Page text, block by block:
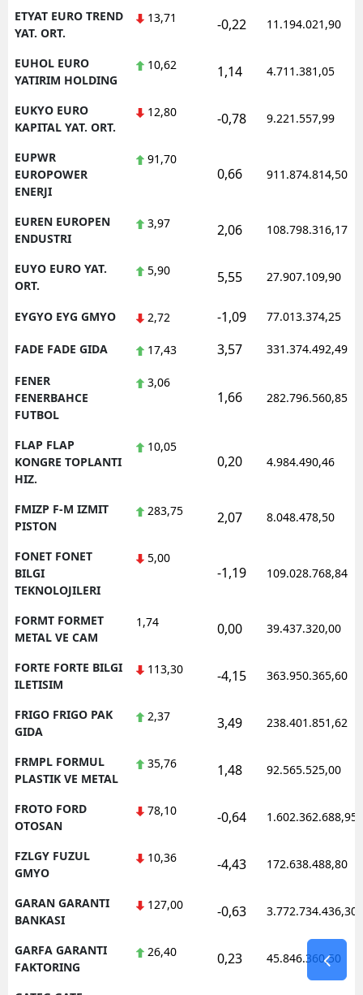
ETYAT EURO TREND
YAT. ORT.
13,71 -0,22 11.194.021,90
EUHOL EURO
YATIRIM HOLDING
10,62 1,14 4.711.381,05
EUKYO EURO
KAPITAL YAT. ORT.
12,80 -0,78 9.221.557,99
EUPWR
EUROPOWER
ENERJI
91,70
0,66 911.874.814,50
EUREN EUROPEN
ENDUSTRI
3,97 2,06 108.798.316,17
EUYO EURO YAT.
ORT.
5,90 5,55 27.907.109,90
EYGYO EYG GMYO 2,72 -1,09 77.013.374,25
FADE FADE GIDA 17,43 3,57 331.374.492,49
FENER
FENERBAHCE
FUTBOL
3,06
1,66 282.796.560,85
FLAP FLAP
KONGRE TOPLANTI
HIZ.
10,05
0,20 4.984.490,46
FMIZP F-M IZMIT
PISTON
283,75 2,07 8.048.478,50
FONET FONET
BILGI
TEKNOLOJILERI
5,00
-1,19 109.028.768,84
FORMT FORMET
METAL VE CAM
1,74 0,00 39.437.320,00
FORTE FORTE BILGI
ILETISIM
113,30 -4,15 363.950.365,60
FRIGO FRIGO PAK
GIDA
2,37 3,49 238.401.851,62
FRMPL FORMUL
PLASTIK VE METAL
35,76 1,48 92.565.525,00
FROTO FORD
OTOSAN
78,10 -0,64 1.602.362.688,95
FZLGY FUZUL
GMYO
10,36 -4,43 172.638.488,80
GARAN GARANTI
BANKASI
127,00 -0,63 3.772.734.436,30
GARFA GARANTI
FAKTORING
26,40 0,23 45.846.360,50